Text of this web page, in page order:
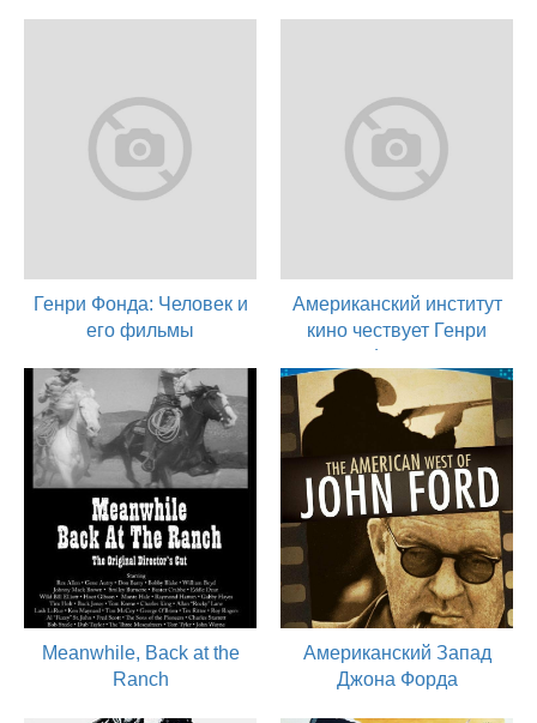
Генри Фонда: Человек и
его фильмы
актер
Американский институт
кино чествует Генри
Фонду
1978
актер
Meanwhile, Back at the
Ranch
Американский Запад
Джона Форда